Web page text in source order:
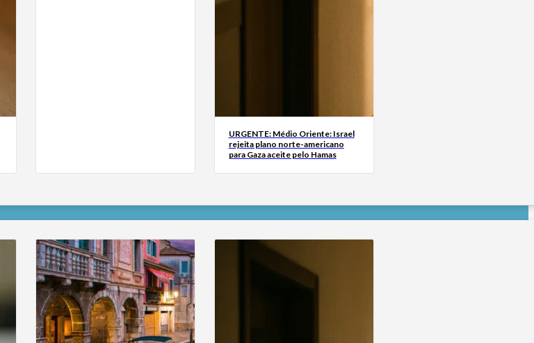
URGENTE: Médio Oriente: Israel
rejeita plano norte-americano
para Gaza aceite pelo Hamas